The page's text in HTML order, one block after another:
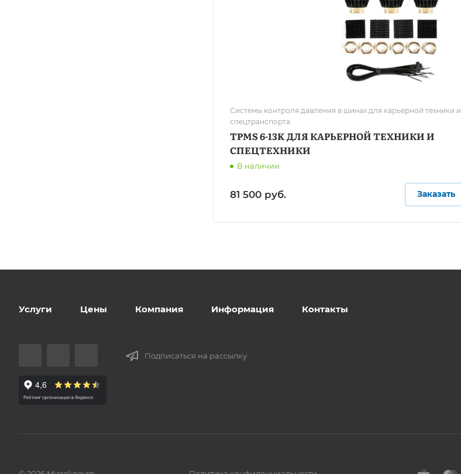
Системы контроля давления в шинах для карьерной техники и
спецтранспорта
TPMS 6-13K ДЛЯ КАРЬЕРНОЙ ТЕХНИКИ И
СПЕЦТЕХНИКИ
В наличии
81 500 руб. Заказать
Услуги Цены Компания Информация Контакты
Подписаться на рассылку